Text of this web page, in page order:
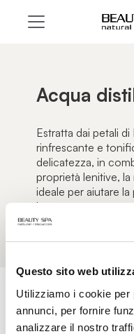
Questo sito web
Utilizziamo i cookie per
annunci, per fornire
analizzare il nostro
Acqua
Estratta dai petali di
rinfrescante e
delicatezza, in
proprietà lenitive,
ideale per aiutare
benessere.
FILTRI